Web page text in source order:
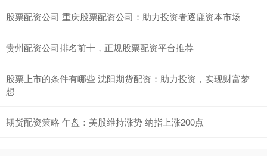
股票配资公司 重庆股票配资公司：助力投资者逐鹿资本市场
贵州配资公司排名前十，正规股票配资平台推荐
股票上市的条件有哪些 沈阳期货配资：助力投资，实现财富梦
想
期货配资策略 午盘：美股维持涨势 纳指上涨200点